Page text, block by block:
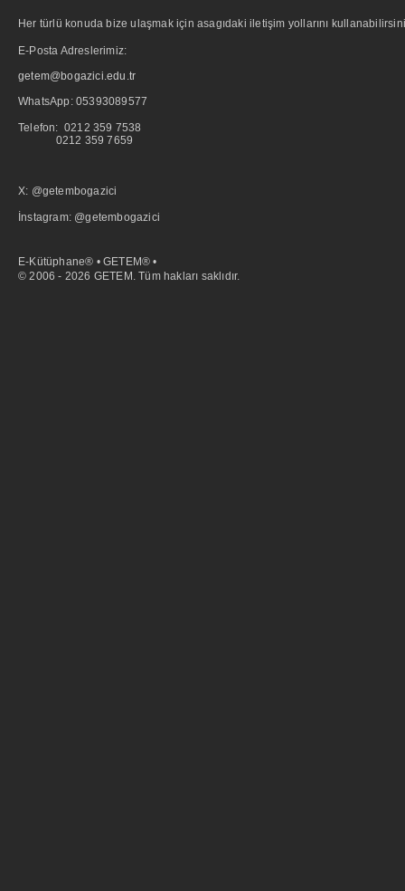
Her türlü konuda bize ulaşmak için asagıdaki iletişim yollarını
E-Posta Adreslerimiz:
getem@bogazici.edu.tr
WhatsApp: 05393089577
Telefon: 0212 359 7538
0212 359 7659
X: @getembogazici
İnstagram: @getembogazici
E-Kütüphane® • GETEM® •
© 2006 - 2026 GETEM. Tüm hakları saklıdır.